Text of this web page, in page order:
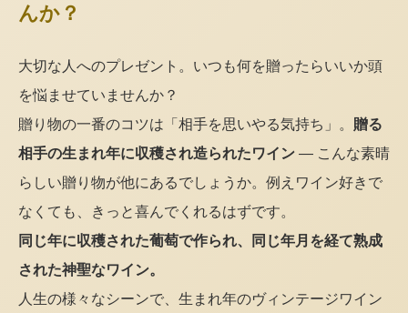
んか？
大切な人へのプレゼント。いつも何を贈ったらいいか頭
を悩ませていませんか？
贈り物の一番のコツは「相手を思いやる気持ち」。 贈る
相手の生まれ年に収穫され造られたワイン — こんな素晴
らしい贈り物が他にあるでしょうか。例えワイン好きで
なくても、きっと喜んでくれるはずです。
同じ年に収穫された葡萄で作られ、同じ年月を経て熟成
された神聖なワイン。
人生の様々なシーンで、生まれ年のヴィンテージワイン